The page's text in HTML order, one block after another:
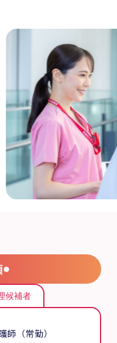
候補者
師（常勤）